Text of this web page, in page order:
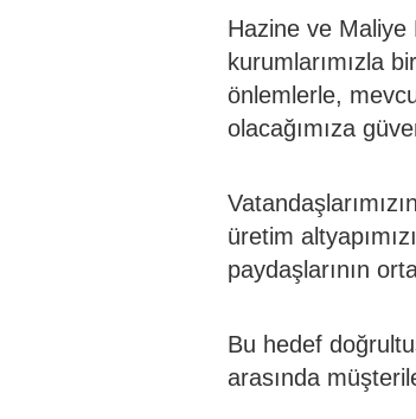
Hazine ve Maliye
kurumlarımızla
önlemlerle,
olacağımıza
üretim
paydaşlarının
Bu hedef
arasında